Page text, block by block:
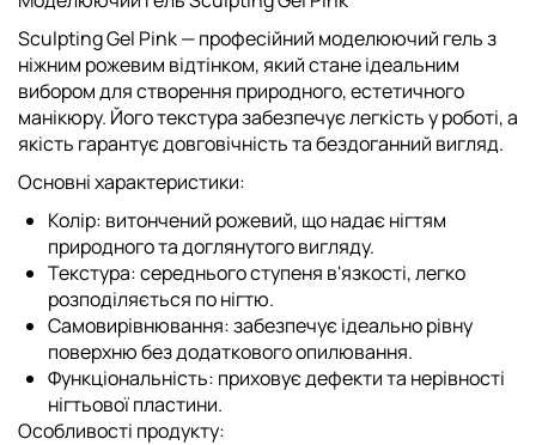
Sculpting Gel Pink— професійний моделюючий гель з
ніжним рожевим відтінком, який стане ідеальним
вибором для створення природного, естетичного
манікюру. Його текстура забезпечує легкість у роботі, а
якість гарантує довговічність та бездоганний вигляд.
Основні характеристики:
Колір: витончений рожевий, що надає нігтям
природного та доглянутого вигляду.
Текстура:середнього ступеня в'язкості, легко
розподіляється по нігтю.
Самовирівнювання:забезпечує ідеально рівну
поверхню без додаткового опилювання.
Функціональність: приховує дефекти та нерівності
нігтьової пластини.
Особливості продукту: